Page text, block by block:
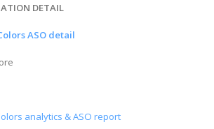
DETAIL
ASO detail
analytics & ASO report